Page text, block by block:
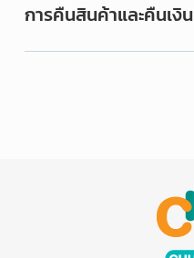
การคืนสินค้าและคืนเงิน